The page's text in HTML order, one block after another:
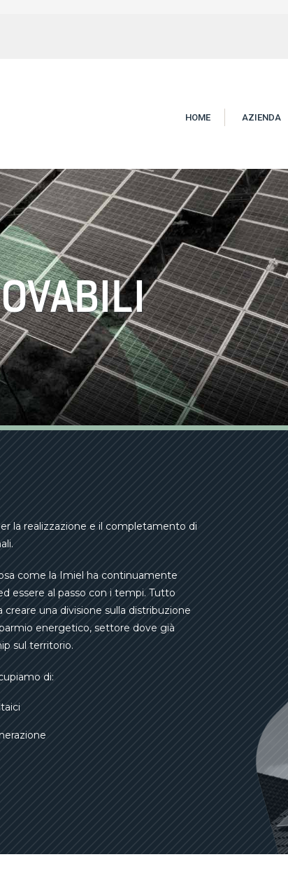
HOME AZIENDA
la realizzazione e il completamento di
come la Imiel ha continuamente
essere al passo con i tempi. Tutto
creare una divisione sulla distribuzione
energetico, settore dove già
sul territorio.
di: